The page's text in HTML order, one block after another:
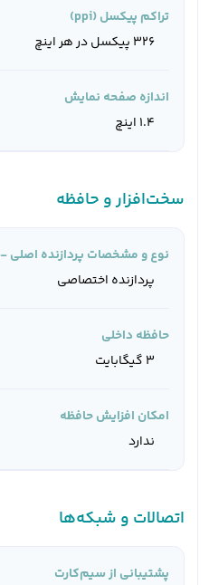
تراکم پیکسل (ppi)
326 پیکسل در هر اینچ
اندازه صفحه نمایش
1.4 اینچ
سخت‌افزار و حافظه
نوع و مشخصات پردازنده اصلی - CPU
پردازنده اختصاصی
حافظه داخلی
3 گیگابایت
امکان افزایش حافظه
ندارد
اتصالات و شبکه‌ها
پشتیبانی از سیم‌کارت